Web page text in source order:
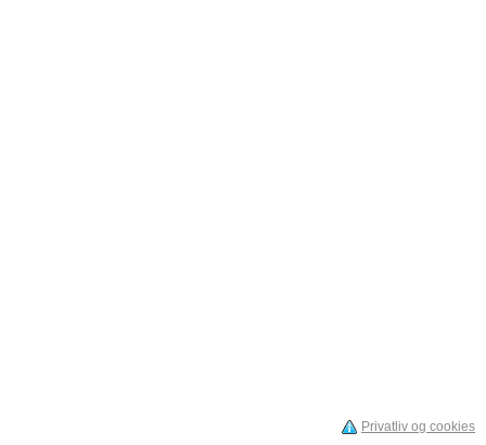
Privatliv og cookies